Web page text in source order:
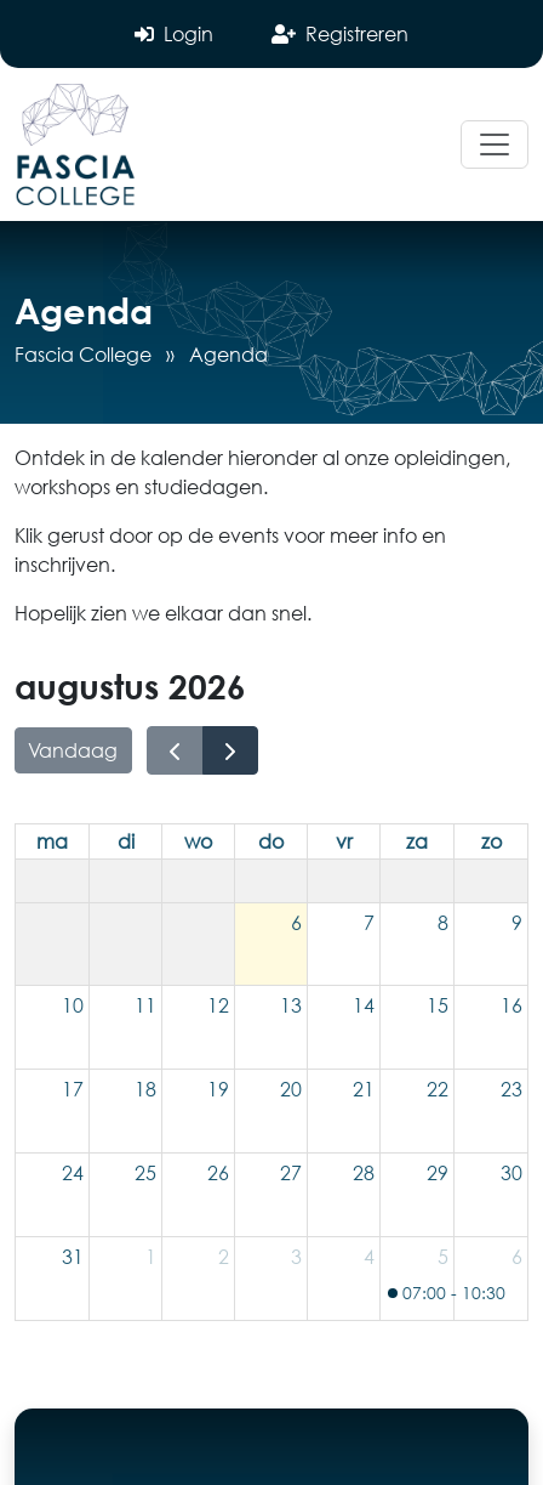
Login Registreren
Agenda
Fascia College » Agenda
Ontdek in de kalender hieronder al onze opleidingen,
workshops en studiedagen.
Klik gerust door op de events voor meer info en
inschrijven.
Hopelijk zien we elkaar dan snel.
augustus 2026
Vandaag
ma di wo do vr za zo
6 7 8 9
10 11 12 13 14 15 16
17 18 19 20 21 22 23
24 25 26 27 28 29 30
31 1 2 3 4 5
07:00 - 10:30
6